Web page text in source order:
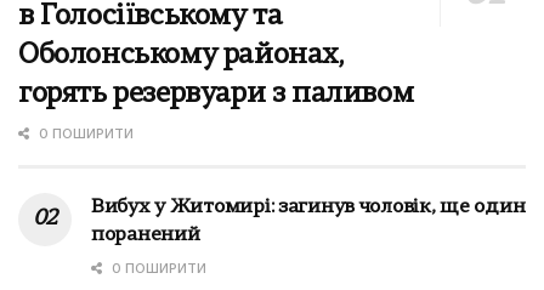
в Голосіївському та
Оболонському районах,
горять резервуари з паливом
0 ПОШИРИТИ
Вибух у Житомирі: загинув чоловік, ще один
поранений
0 ПОШИРИТИ